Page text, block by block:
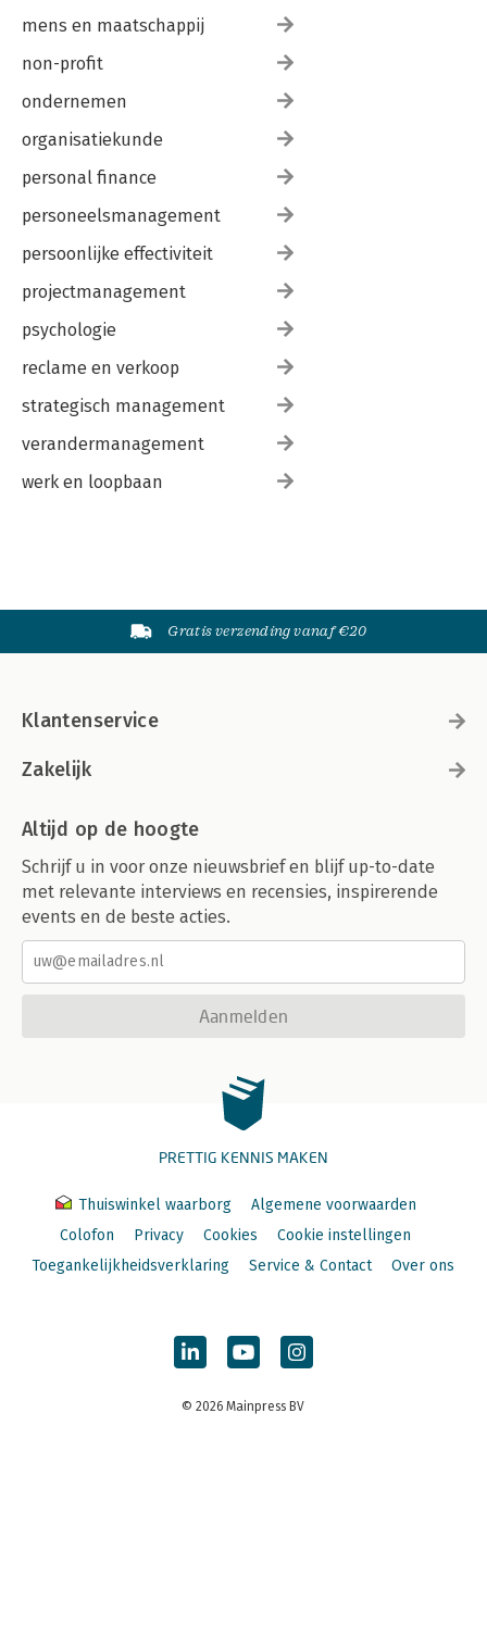
mens en maatschappij
non-profit
ondernemen
organisatiekunde
personal finance
personeelsmanagement
persoonlijke effectiviteit
projectmanagement
psychologie
reclame en verkoop
strategisch management
verandermanagement
werk en loopbaan
Gratis verzending vanaf €20
Klantenservice
Zakelijk
Altijd op de hoogte
Schrijf u in voor onze nieuwsbrief en blijf up-to-date
met relevante interviews en recensies, inspirerende
events en de beste acties.
Aanmelden
PRETTIG KENNIS MAKEN
Thuiswinkel waarborg
Algemene voorwaarden
Colofon
Privacy Cookies
Cookie instellingen
Toegankelijkheidsverklaring
Service & Contact Over ons
© 2026 Mainpress BV